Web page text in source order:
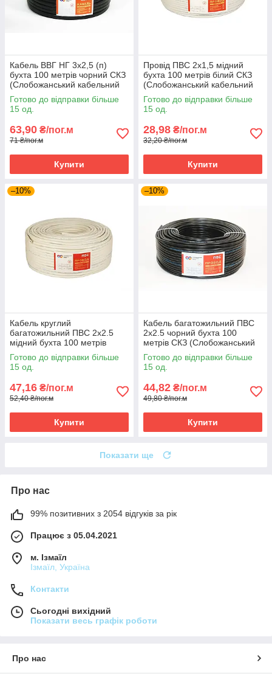
Кабель ВВГ НГ 3х2,5 (п)
бухта 100 метрів чорний СКЗ
(Слобожанський кабельний
завод)
Готово до відправки більше
15 од.
63,90 ₴/пог.м
71 ₴/пог.м
Купити
Провід ПВС 2х1,5 мідний
бухта 100 метрів білий СКЗ
(Слобожанський кабельний
завод)
Готово до відправки більше
15 од.
28,98 ₴/пог.м
32,20 ₴/пог.м
Купити
–10%
Кабель круглий
багатожильний ПВС 2х2.5
мідний бухта 100 метрів
білий СКЗ (Слобожанський
кабельний завод)
Готово до відправки більше
15 од.
47,16 ₴/пог.м
52,40 ₴/пог.м
Купити
–10%
Кабель багатожильний ПВС
2х2.5 чорний бухта 100
метрів СКЗ (Слобожанський
кабельний завод)
Готово до відправки більше
15 од.
44,82 ₴/пог.м
49,80 ₴/пог.м
Купити
Показати ще
Про нас
99% позитивних з 2054 відгуків за рік
Працює з 05.04.2021
м. Ізмаїл
Ізмаїл, Україна
Контакти
Сьогодні вихідний
Показати весь графік роботи
Про нас